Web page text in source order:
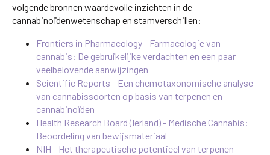
volgende bronnen waardevolle inzichten in de
cannabinoïdenwetenschap en stamverschillen:
Frontiers in Pharmacology - Farmacologie van
cannabis: De gebruikelijke verdachten en een paar
veelbelovende aanwijzingen
Scientific Reports - Een chemotaxonomische analyse
van cannabissoorten op basis van terpenen en
cannabinoïden
Health Research Board (Ierland) - Medische Cannabis:
Beoordeling van bewijsmateriaal
NIH - Het therapeutische potentieel van terpenen